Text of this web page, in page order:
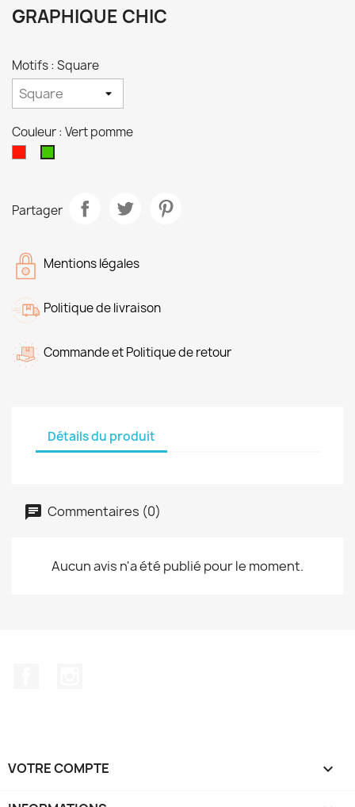
GRAPHIQUE CHIC
Motifs : Square
Couleur : Vert pomme
Partager
Mentions légales
Politique de livraison
Commande et Politique de retour
Détails du produit
Commentaires (0)
Aucun avis n'a été publié pour le moment.
VOTRE COMPTE 